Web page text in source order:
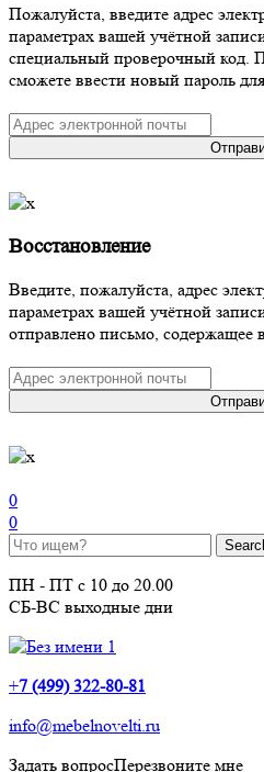
Пожалуйста, введите адрес
параметрах вашей учётной
специальный проверочный код.
сможете ввести новый пароль
Восстановление
Введите, пожалуйста, адрес
параметрах вашей учётной
отправлено письмо, содержащее
0
0
ПН - ПТ с 10 до 20.00
СБ-ВС выходные дни
+7 (499) 322-80-81
info@mebelnovelti.ru
Задать вопросПерезвоните мне